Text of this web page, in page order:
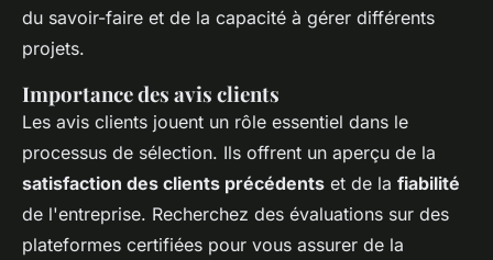
du savoir-faire et de la capacité à gérer différents
projets.
Importance des avis clients
Les avis clients jouent un rôle essentiel dans le
processus de sélection. Ils offrent un aperçu de la
satisfaction des clients précédents et de la fiabilité
de l'entreprise. Recherchez des évaluations sur des
plateformes certifiées pour vous assurer de la